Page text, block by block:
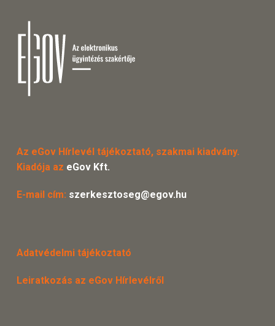
Az eGov Hírlevél tájékoztató, szakmai kiadvány.
Kiadója az eGov Kft.
E-mail cím: szerkesztoseg@egov.hu
Adatvédelmi tájékoztató
Leiratkozás az eGov Hírlevélről